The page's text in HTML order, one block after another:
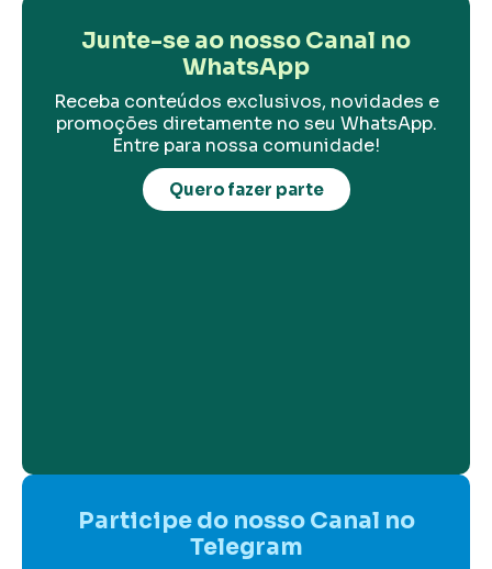
Junte-se ao nosso Canal no
WhatsApp
Receba conteúdos exclusivos, novidades e
promoções diretamente no seu WhatsApp.
Entre para nossa comunidade!
Quero fazer parte
Participe do nosso Canal no
Telegram